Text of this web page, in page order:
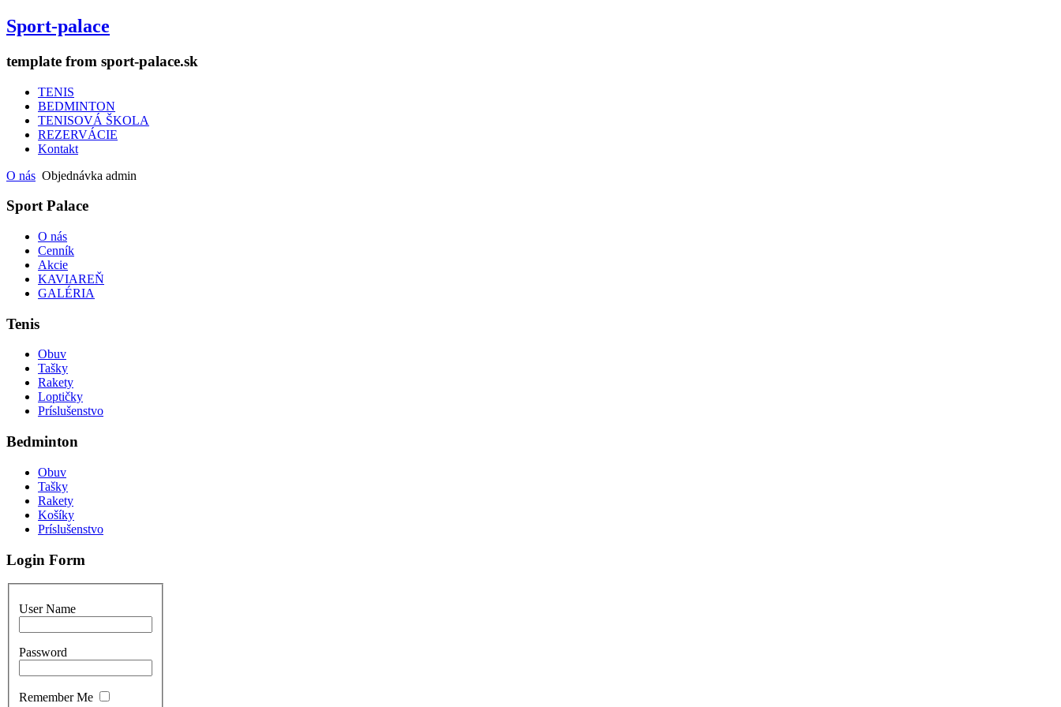
Sport-palace
template from sport-palace.sk
TENIS
BEDMINTON
TENISOVÁ ŠKOLA
REZERVÁCIE
Kontakt
O nás Objednávka admin
Sport Palace
O nás
Cenník
Akcie
KAVIAREŇ
GALÉRIA
Tenis
Obuv
Tašky
Rakety
Loptičky
Príslušenstvo
Bedminton
Obuv
Tašky
Rakety
Košíky
Príslušenstvo
Login Form
User Name
Password
Remember Me